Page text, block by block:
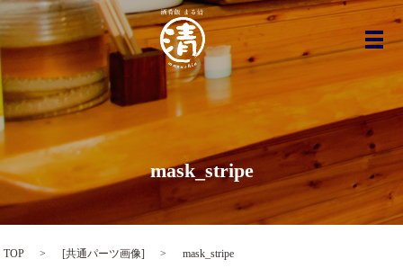
メ
mask_stripe
TOP [共通パーツ画像] mask_stripe